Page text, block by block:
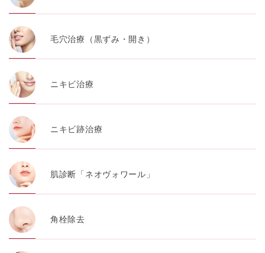
毛穴治療（黒ずみ・開き）
ニキビ治療
ニキビ跡治療
肌診断「ネオヴォワール」
角栓除去